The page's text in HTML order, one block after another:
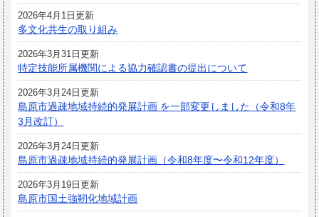
2026年4月1日更新
多文化共生の取り組み
2026年3月31日更新
特定技能所属機関による協力確認書の提出について
2026年3月24日更新
島原市過疎地域持続的発展計画 を一部変更しました（令和8年
3月改訂）
2026年3月24日更新
島原市過疎地域持続的発展計画（令和8年度〜令和12年度）
2026年3月19日更新
島原市国土強靭化地域計画